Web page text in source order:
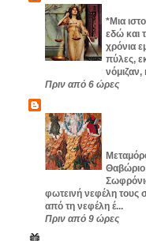
Η
*Μια
εδώ και
χρόνια
πύλες,
Πριν από 6 ώρες
φωτεινή νεφέλη τους
από τη νεφέλη έ...
Πριν από 9 ώρες